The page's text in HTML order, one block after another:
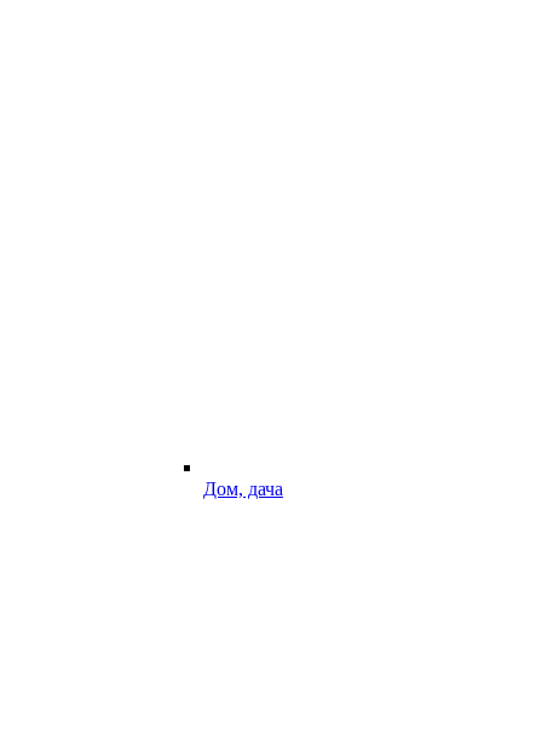
Дом, дача